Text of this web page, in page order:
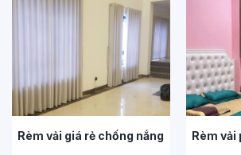
Rèm vải giá rẻ chống nắng Rèm vải